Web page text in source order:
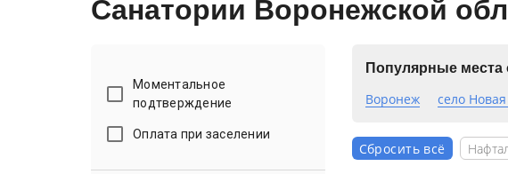
Санатории Воронежской
Моментальное
подтверждение
Оплата при заселении
Популярные места
Воронеж село
Сбросить всё